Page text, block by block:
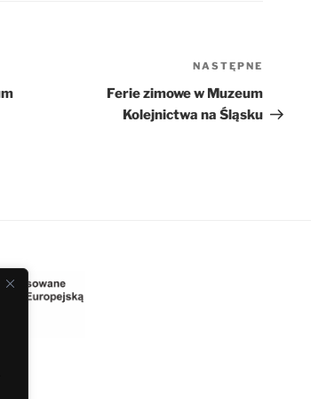
wpis
NASTĘPNE
Ferie zimowe w Muzeum
Kolejnictwa na Śląsku